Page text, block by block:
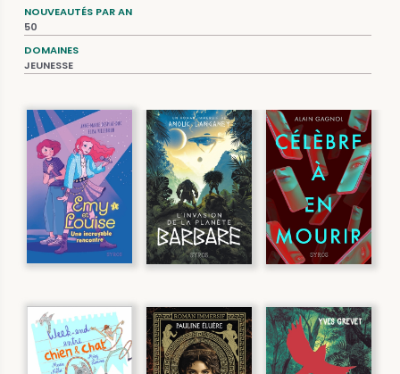
NOUVEAUTÉS PAR AN
50
DOMAINES
JEUNESSE